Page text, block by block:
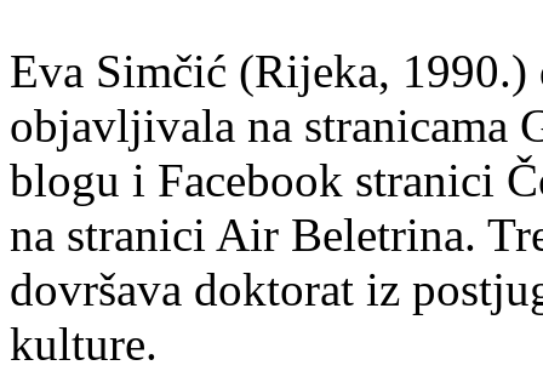
Eva Simčić (Rijeka, 1990.)
objavljivala na stranicama
blogu i Facebook stranici
na stranici Air Beletrina.
dovršava doktorat iz
kulture.